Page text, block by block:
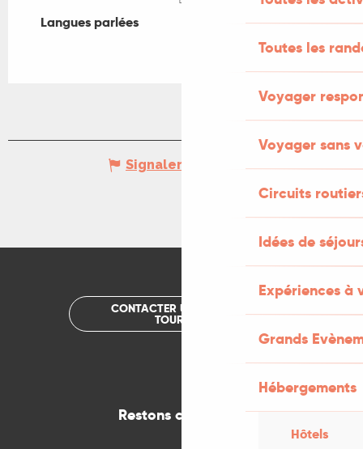
Toutes les
Voyager
Voyager sans
Circuits
Idées de
Expériences à
Grands
Hébergements
Hôtels
Langues parlées
Langues parlées
Signaler une erreur
CONTACTER UN OFFICE DE
TOURISME
Restons connectés